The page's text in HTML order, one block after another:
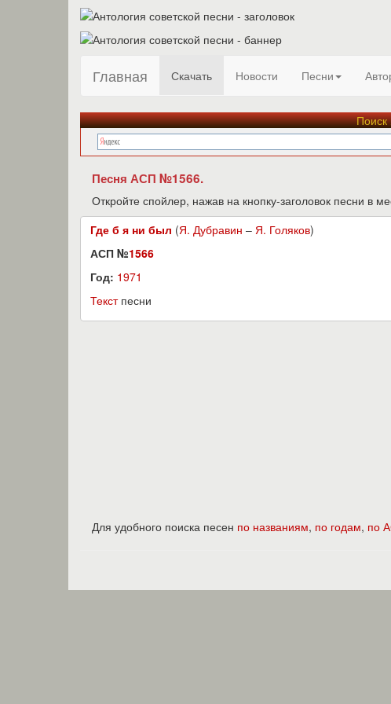
Главная Скачать Новости Песни
Поиск
Песня АСП №1566.
Откройте спойлер, нажав на кнопку-заголовок песни в
Где б я ни был (Я. Дубравин – Я. Голяков)
АСП №1566
Год: 1971
Текстпесни
Для удобного поиска песен по названиям, по годам, по